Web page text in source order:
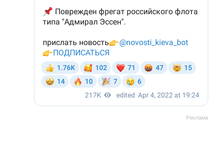
Реклама